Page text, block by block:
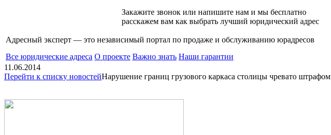
Закажите звонок или напишите нам и мы бесплатно
расскажем вам как выбрать лучший юридический адрес
Адресный эксперт — это независимый портал по продаже и обслуживанию юрадресов
Все юридические адреса О проекте Важно знать Наши гарантии
11.06.2014
Перейти к списку новостейНарушение границ грузового каркаса столицы чревато штрафом